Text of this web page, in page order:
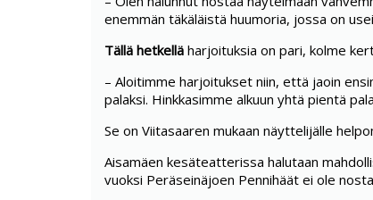
enemmän täkäläistä huumoria, jossa on
Tällä hetkellä harjoituksia on pari, kolme
– Aloitimme harjoitukset niin, että jaoin
palaksi. Hinkkasimme alkuun yhtä pientä
Se on Viitasaaren mukaan näyttelijälle
Aisamäen kesäteatterissa halutaan
vuoksi Peräseinäjoen Pennihäät ei ole